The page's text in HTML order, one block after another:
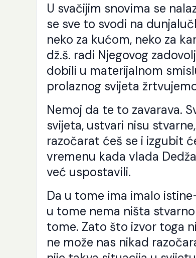
U svačijim snovima se
se sve to svodi na
neko za kućom, neko za
dž.š. radi Njegovog
dobili u materijalnom
prolaznog svijeta
Nemoj da te to zavarava.
svijeta, ustvari nisu
razočarat ćeš se i izgubit
vremenu kada vlada
već uspostavili.
Da u tome ima imalo
u tome nema ništa
tome. Zato što izvor toga
ne može nas nikad